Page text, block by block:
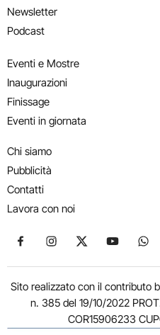
Newsletter
Podcast
Eventi e Mostre
Inaugurazioni
Finissage
Eventi in giornata
Chi siamo
Pubblicità
Contatti
Lavora con noi
Seguici su Facebook
Seguici su Instagram
Seguici su X
Seguici
Sito realizzato con il contributo
n. 385 del 19/10/2022
COR15906233